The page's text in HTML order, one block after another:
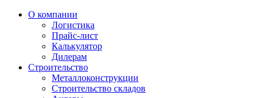
О компании
Логистика
Прайс-лист
Калькулятор
Дилерам
Строительство
Металлоконструкции
Строительство складов